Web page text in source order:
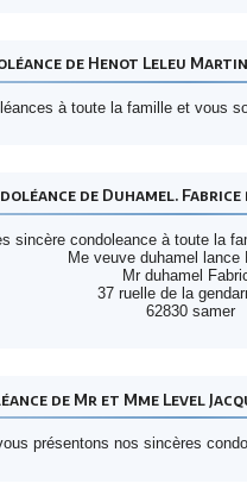
de Henot Leleu
à toute la famille et vous
de Duhamel. Fabrice
sincère condoleance à toute la
Me veuve duhamel lance
Mr duhamel
37 ruelle de la
62830 samer
de Mr et Mme Level
présentons nos sincères